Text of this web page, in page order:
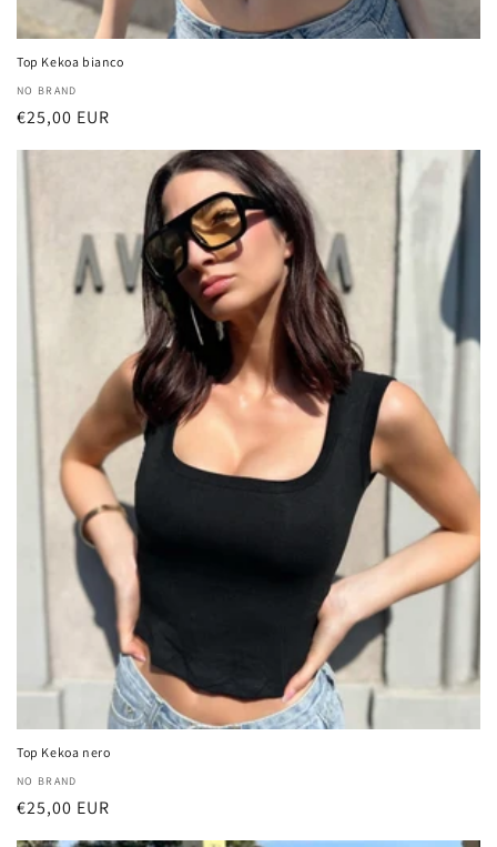
Top Kekoa bianco
厂
商：
NO BRAND
常
€25,00 EUR
Top Kekoa nero
厂
商：
NO BRAND
常
规
€25,00 EUR